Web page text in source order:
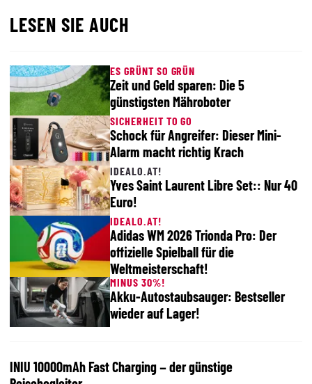
LESEN SIE AUCH
ES GRÜNT SO GRÜN
Zeit und Geld sparen: Die 5
günstigsten Mähroboter
SICHERHEIT TO GO
Schock für Angreifer: Dieser Mini-
Alarm macht richtig Krach
IDEALO.AT!
Yves Saint Laurent Libre Set:: Nur 40
Euro!
IDEALO.AT!
Adidas WM 2026 Trionda Pro: Der
offizielle Spielball für die
Weltmeisterschaft!
MINUS 30%!
Akku-Autostaubsauger: Bestseller
wieder auf Lager!
INIU 10000mAh Fast Charging – der günstige